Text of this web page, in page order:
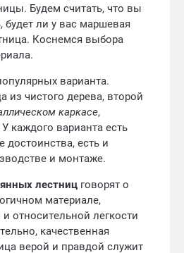
Будем считать, что вы
будет ли у вас маршевая
Коснемся выбора
варианта.
из чистого дерева, второй
каркасе,
каждого варианта есть
есть и
и монтаже.
лестниц говорят о
материале,
относительной легкости
качественная
верой и правдой служит